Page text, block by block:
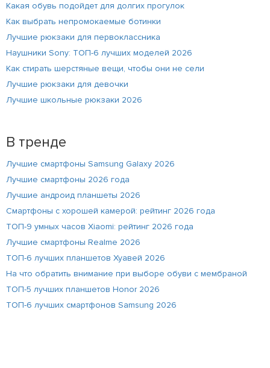
Какая обувь подойдет для долгих прогулок
Как выбрать непромокаемые ботинки
Лучшие рюкзаки для первоклассника
Наушники Sony: ТОП-6 лучших моделей 2026
Как стирать шерстяные вещи, чтобы они не сели
Лучшие рюкзаки для девочки
Лучшие школьные рюкзаки 2026
В тренде
Лучшие смартфоны Samsung Galaxy 2026
Лучшие смартфоны 2026 года
Лучшие андроид планшеты 2026
Смартфоны с хорошей камерой: рейтинг 2026 года
ТОП-9 умных часов Xiaomi: рейтинг 2026 года
Лучшие смартфоны Realme 2026
ТОП-6 лучших планшетов Хуавей 2026
На что обратить внимание при выборе обуви с мембраной
ТОП-5 лучших планшетов Honor 2026
ТОП-6 лучших смартфонов Samsung 2026